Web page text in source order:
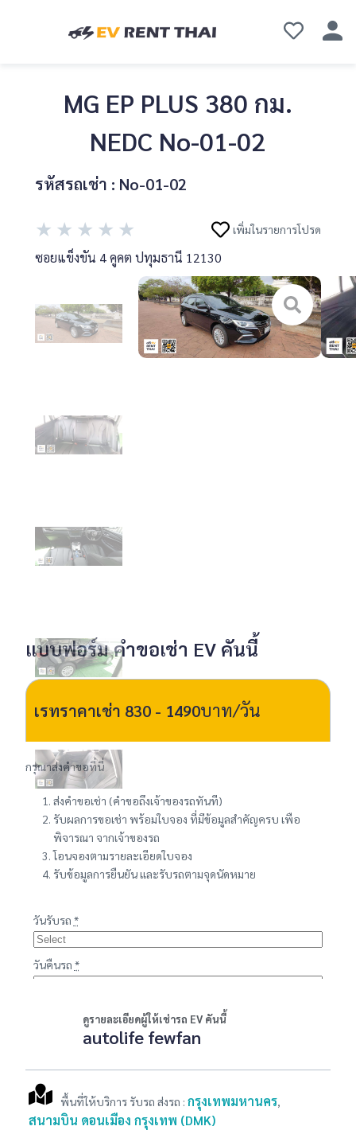
MG EP PLUS 380 กม.
NEDC No-01-02
รหัสรถเช่า : No-01-02
★ ★ ★ ★ ★
ซอยแข็งขัน 4 คูคต ปทุมธานี 12130
เพิ่มในรายการโปรด
ดูรายละเอียดผู้ให้เช่ารถ EV คันนี้
autolife fewfan
พื้นที่ให้บริการ รับรถ ส่งรถ : กรุงเทพมหานคร,
สนามบิน ดอนเมือง กรุงเทพ (DMK)
แบบฟอร์ม คำขอเช่า EV คันนี้
เรทราคาเช่า 830 - 1490บาท/วัน
กรุณาส่งคำขอที่นี่
ส่งคำขอเช่า (คำขอถึงเจ้าของรถทันที)
รับผลการขอเช่า พร้อมใบจอง ที่มีข้อมูลสำคัญครบ เพือ
พิจารณา จากเจ้าของรถ
โอนจองตามรายละเอียดใบจอง
รับข้อมูลการยืนยัน และรับรถตามจุดนัดหมาย
วันรับรถ *
วันคืนรถ *
ข้อมูลเพิ่มเติม
การใช้งาน สถานที่ที่เดินทางไป อื่นๆ*